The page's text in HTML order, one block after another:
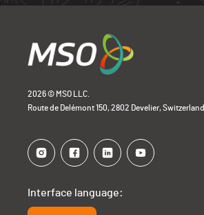
2026 © MSO LLC.
Route de Delémont 150, 2802 Develier, Switzerland
Interface language: